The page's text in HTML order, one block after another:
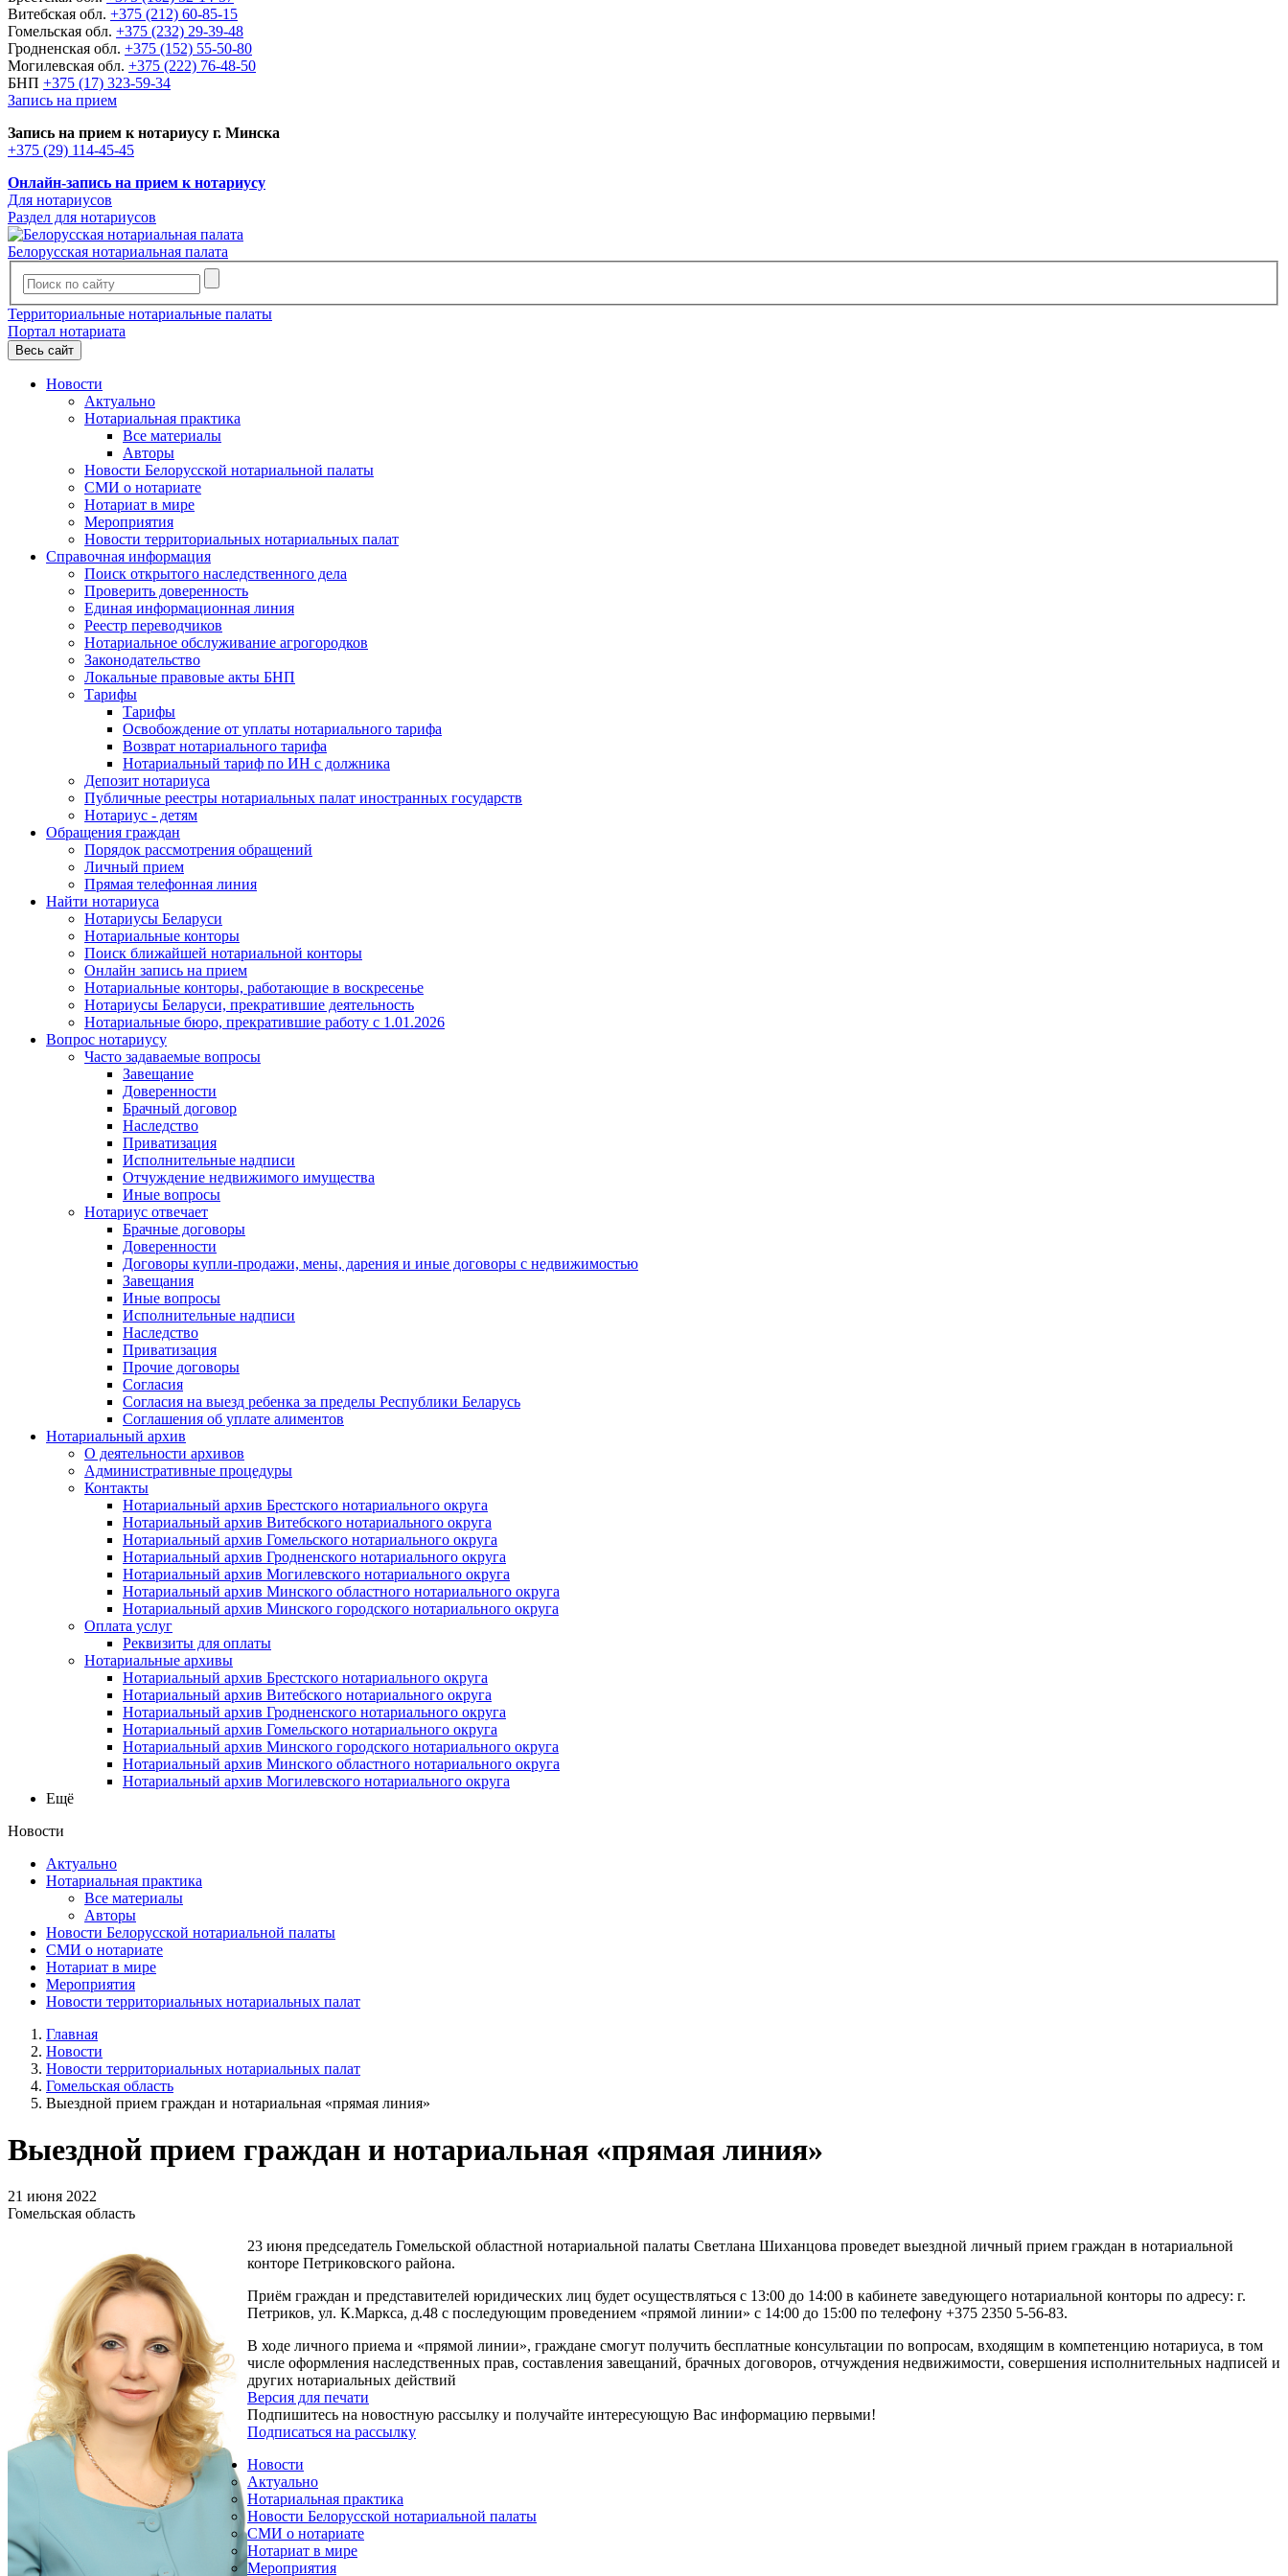
Витебская обл. +375 (212) 60-85-15
Гомельская обл. +375 (232) 29-39-48
Гродненская обл. +375 (152) 55-50-80
Могилевская обл. +375 (222) 76-48-50
БНП +375 (17) 323-59-34
Запись на прием
Запись на прием к нотариусу г. Минска
+375 (29) 114-45-45
Онлайн-запись на прием к нотариусу
Для нотариусов
Раздел для нотариусов
Белорусская нотариальная палата
Территориальные нотариальные палаты
Портал нотариата
Весь сайт
Новости
Актуально
Нотариальная практика
Все материалы
Авторы
Новости Белорусской нотариальной палаты
СМИ о нотариате
Нотариат в мире
Мероприятия
Новости территориальных нотариальных палат
Справочная информация
Поиск открытого наследственного дела
Проверить доверенность
Единая информационная линия
Реестр переводчиков
Нотариальное обслуживание агрогородков
Законодательство
Локальные правовые акты БНП
Тарифы
Тарифы
Освобождение от уплаты нотариального тарифа
Возврат нотариального тарифа
Нотариальный тариф по ИН с должника
Депозит нотариуса
Публичные реестры нотариальных палат иностранных государств
Нотариус - детям
Обращения граждан
Порядок рассмотрения обращений
Личный прием
Прямая телефонная линия
Найти нотариуса
Нотариусы Беларуси
Нотариальные конторы
Поиск ближайшей нотариальной конторы
Онлайн запись на прием
Нотариальные конторы, работающие в воскресенье
Нотариусы Беларуси, прекратившие деятельность
Нотариальные бюро, прекратившие работу с 1.01.2026
Вопрос нотариусу
Часто задаваемые вопросы
Завещание
Доверенности
Брачный договор
Наследство
Приватизация
Исполнительные надписи
Отчуждение недвижимого имущества
Иные вопросы
Нотариус отвечает
Брачные договоры
Доверенности
Договоры купли-продажи, мены, дарения и иные договоры с недвижимостью
Завещания
Иные вопросы
Исполнительные надписи
Наследство
Приватизация
Прочие договоры
Согласия
Согласия на выезд ребенка за пределы Республики Беларусь
Соглашения об уплате алиментов
Нотариальный архив
О деятельности архивов
Административные процедуры
Контакты
Нотариальный архив Брестского нотариального округа
Нотариальный архив Витебского нотариального округа
Нотариальный архив Гомельского нотариального округа
Нотариальный архив Гродненского нотариального округа
Нотариальный архив Могилевского нотариального округа
Нотариальный архив Минского областного нотариального округа
Нотариальный архив Минского городского нотариального округа
Оплата услуг
Реквизиты для оплаты
Нотариальные архивы
Нотариальный архив Брестского нотариального округа
Нотариальный архив Витебского нотариального округа
Нотариальный архив Гродненского нотариального округа
Нотариальный архив Гомельского нотариального округа
Нотариальный архив Минского городского нотариального округа
Нотариальный архив Минского областного нотариального округа
Нотариальный архив Могилевского нотариального округа
Ещё
Новости
Актуально
Нотариальная практика
Все материалы
Авторы
Новости Белорусской нотариальной палаты
СМИ о нотариате
Нотариат в мире
Мероприятия
Новости территориальных нотариальных палат
Главная
Новости
Новости территориальных нотариальных палат
Гомельская область
Выездной прием граждан и нотариальная «прямая линия»
Выездной прием граждан и нотариальная «прямая линия»
21 июня 2022
Гомельская область
23 июня председатель Гомельской областной нотариальной палаты Светлана Шиханцова проведет выездной личный прием граждан в нотариальной
конторе Петриковского района.
Приём граждан и представителей юридических лиц будет осуществляться с 13:00 до 14:00 в кабинете заведующего нотариальной конторы по адресу: г.
Петриков, ул. К.Маркса, д.48 с последующим проведением «прямой линии» с 14:00 до 15:00 по телефону +375 2350 5-56-83.
В ходе личного приема и «прямой линии», граждане смогут получить бесплатные консультации по вопросам, входящим в компетенцию нотариуса, в том
числе оформления наследственных прав, составления завещаний, брачных договоров, отчуждения недвижимости, совершения исполнительных надписей и
других нотариальных действий
Версия для печати
Подпишитесь на новостную рассылку и получайте интересующую Вас информацию первыми!
Подписаться на рассылку
Новости
Актуально
Нотариальная практика
Новости Белорусской нотариальной палаты
СМИ о нотариате
Нотариат в мире
Мероприятия